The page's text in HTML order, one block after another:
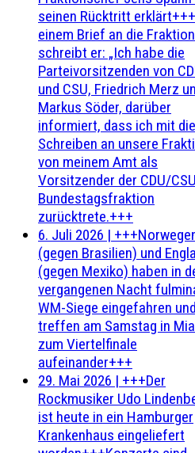
seinen Rücktritt
einem Brief an die Fraktion
schreibt er: „Ich habe die
Parteivorsitzenden von
und CSU, Friedrich Merz
Markus Söder, darüber
informiert, dass ich mit
Schreiben an unsere
von meinem Amt als
Vorsitzender der CDU/
Bundestagsfraktion
zurücktrete.+++
6. Juli 2026 |
(gegen Brasilien) und
(gegen Mexiko) haben in
vergangenen Nacht
WM-Siege eingefahren und
treffen am Samstag in
zum Viertelfinale
aufeinander+++
29. Mai 2026 | +++Der
Rockmusiker Udo
ist heute in ein Hamburger
Krankenhaus eingeliefert